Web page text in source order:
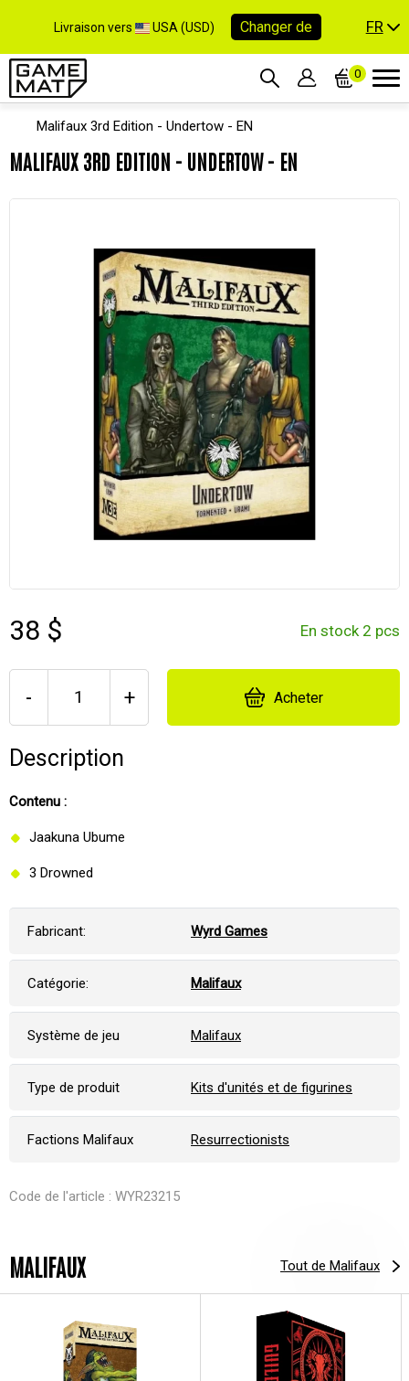
Livraison vers USA (USD) Changer de FR
0
Malifaux 3rd Edition - Undertow - EN
MALIFAUX 3RD EDITION - UNDERTOW - EN
38 $ En stock 2 pcs
- + Acheter
Description
Contenu :
Jaakuna Ubume
3 Drowned
Fabricant: Wyrd Games
Catégorie: Malifaux
Système de jeu Malifaux
Type de produit Kits d'unités et de figurines
Factions Malifaux Resurrectionists
Code de l'article : WYR23215
MALIFAUX Tout de Malifaux